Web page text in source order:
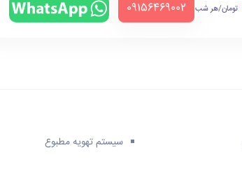
تومان/هر شب ‪09156469002‬
سیستم تهویه مطبوع